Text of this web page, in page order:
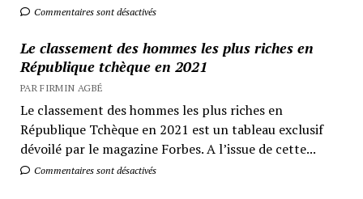
Commentaires sont désactivés
Le classement des hommes les plus riches en
République tchèque en 2021
PAR FIRMIN AGBÉ
Le classement des hommes les plus riches en
République Tchèque en 2021 est un tableau exclusif
dévoilé par le magazine Forbes. A l’issue de cette...
Commentaires sont désactivés